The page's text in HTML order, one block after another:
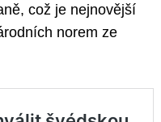
což je nejnovější
norem ze